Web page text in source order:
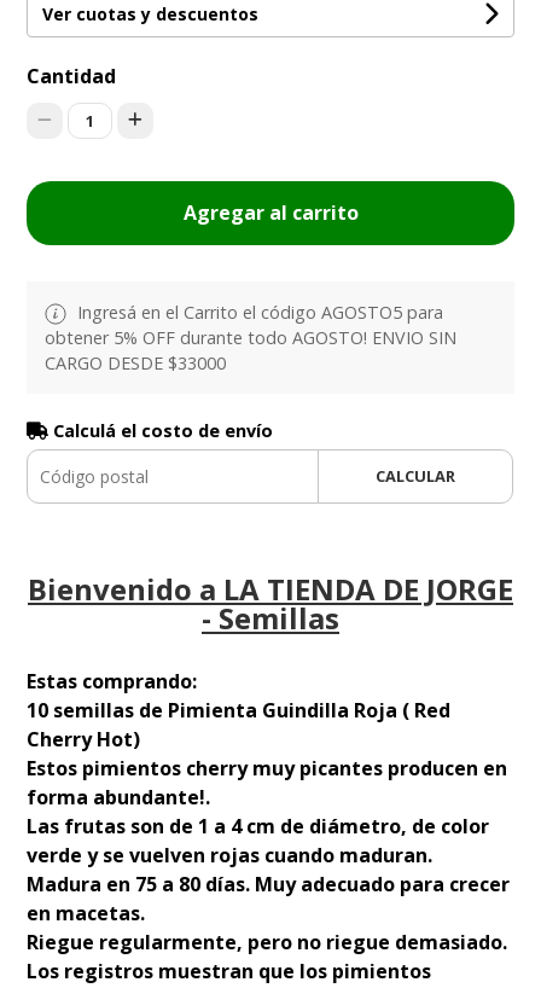
Ver cuotas y descuentos
Cantidad
1
Agregar al carrito
Ingresá en el Carrito el código AGOSTO5 para
obtener 5% OFF durante todo AGOSTO! ENVIO SIN
CARGO DESDE $33000
Calculá el costo de envío
CALCULAR
Bienvenido a LA TIENDA DE JORGE
- Semillas
Estas comprando:
10 semillas de Pimienta Guindilla Roja ( Red
Cherry Hot)
Estos pimientos cherry muy picantes producen en
forma abundante!.
Las frutas son de 1 a 4 cm de diámetro, de color
verde y se vuelven rojas cuando maduran.
Madura en 75 a 80 días. Muy adecuado para crecer
en macetas.
Riegue regularmente, pero no riegue demasiado.
Los registros muestran que los pimientos